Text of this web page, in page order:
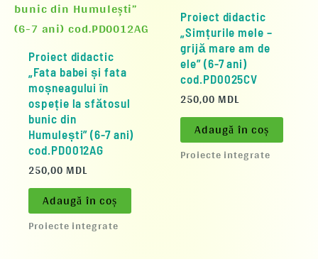
Proiect didactic
„Fata babei și fata
moșneagului în
ospeție la sfătosul
bunic din
Humulești” (6-7 ani)
cod.PD0012AG
250,00 MDL
Adaugă în coș
Proiecte integrate
Proiect didactic
„Simțurile mele –
grijă mare am de
ele” (6-7 ani)
cod.PD0025CV
250,00 MDL
Adaugă în coș
Proiecte integrate